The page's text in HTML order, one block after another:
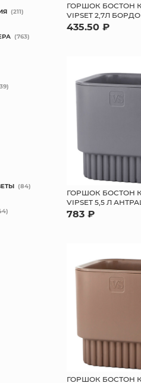
ГОРШОК БОСТОН
VIPSET 2,7Л БОРДО
435.50 ₽
ГОРШОК БОСТОН
VIPSET 5,5 Л
783 ₽
ГОРШОК БОСТОН
(211)
(763)
(84)